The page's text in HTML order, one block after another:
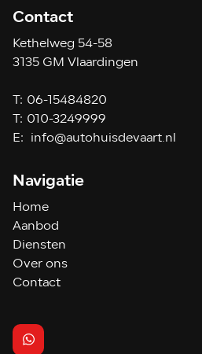
Contact
Kethelweg 54-58
3135 GM Vlaardingen
T: 06-15484820
T: 010-3249999
E:
info@autohuisdevaart.nl
Navigatie
Home
Aanbod
Diensten
Over ons
Contact